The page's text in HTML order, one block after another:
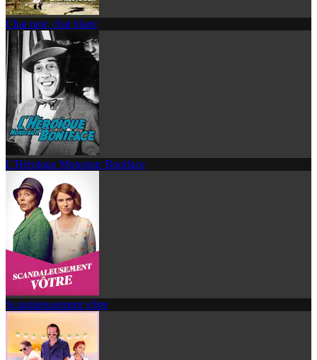
Chat noir, chat blanc
L'Héroïque Monsieur Boniface
Scandaleusement vôtre